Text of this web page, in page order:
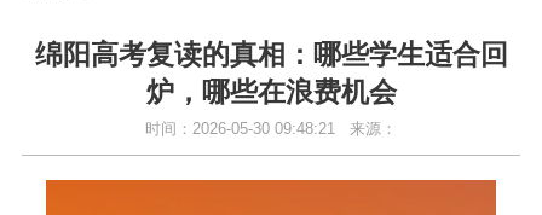
绵阳高考复读的真相：哪些学生适合回
炉，哪些在浪费机会
时间：2026-05-30 09:48:21 来源：